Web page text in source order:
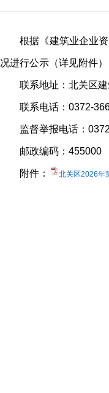
根据《建筑业企业
况进行公示（详见附件
联系地址：北关区
联系电话：0372-
监督举报电话：
邮政编码：455000
附件： 北关区2026年